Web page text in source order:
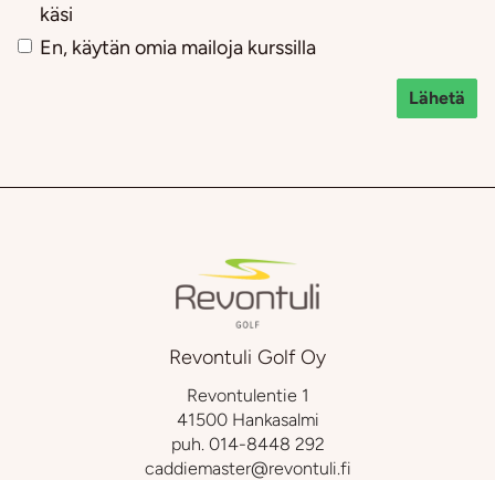
käsi
En, käytän omia mailoja kurssilla
Lähetä
Revontuli Golf Oy
Revontulentie 1
41500 Hankasalmi
puh. 014-8448 292
caddiemaster@revontuli.fi